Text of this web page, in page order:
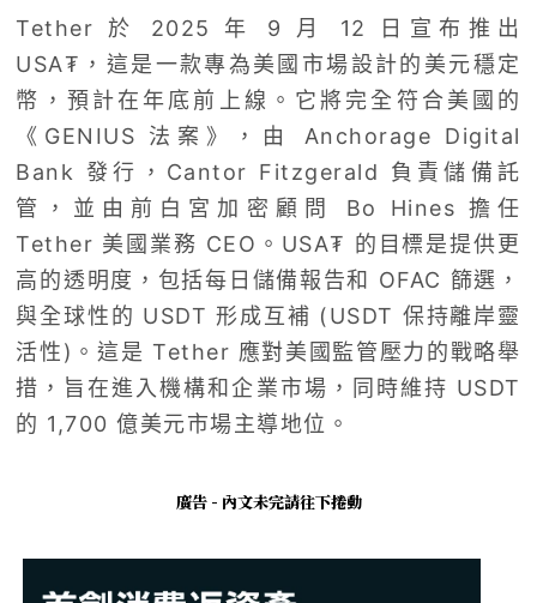
Tether 於 2025 年 9 月 12 日宣布推出
USA₮，這是一款專為美國市場設計的美元穩定
幣，預計在年底前上線。它將完全符合美國的
《GENIUS 法案》，由 Anchorage Digital
Bank 發行，Cantor Fitzgerald 負責儲備託
管，並由前白宮加密顧問 Bo Hines 擔任
Tether 美國業務 CEO。USA₮ 的目標是提供更
高的透明度，包括每日儲備報告和 OFAC 篩選，
與全球性的 USDT 形成互補 (USDT 保持離岸靈
活性)。這是 Tether 應對美國監管壓力的戰略舉
措，旨在進入機構和企業市場，同時維持 USDT
的 1,700 億美元市場主導地位。
廣告 - 內文未完請往下捲動